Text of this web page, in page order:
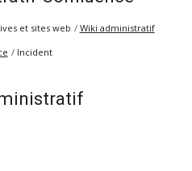
et sites web
Wiki administratif
Incident